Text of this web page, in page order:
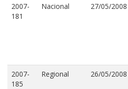
2007-
181
Nacional 27/05/2008
2007-
185
Regional 26/05/2008